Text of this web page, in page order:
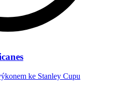
ke Stanley Cupu